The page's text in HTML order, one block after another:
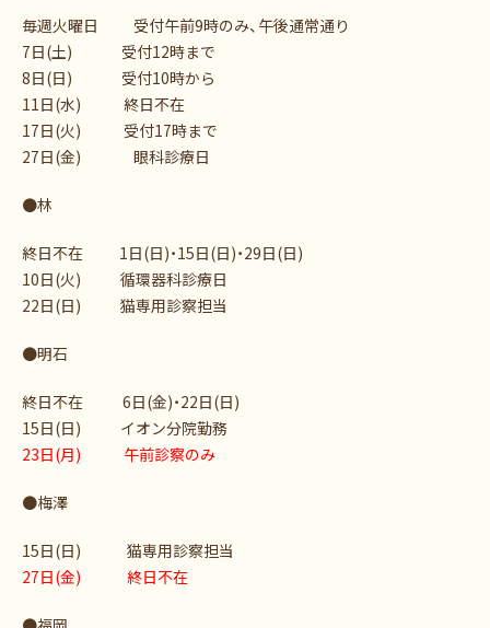
毎週火曜日 受付午前9時のみ、午後通常通り
7日(土) 受付12時まで
8日(日) 受付10時から
11日(水) 終日不在
17日(火) 受付17時まで
27日(金) 眼科診療日
●林
終日不在 1日(日)・15日(日)・29日(日)
10日(火) 循環器科診療日
22日(日) 猫専用診察担当
●明石
終日不在 6日(金)・22日(日)
15日(日) イオン分院勤務
23日(月) 午前診察のみ
●梅澤
15日(日) 猫専用診察担当
27日(金) 終日不在